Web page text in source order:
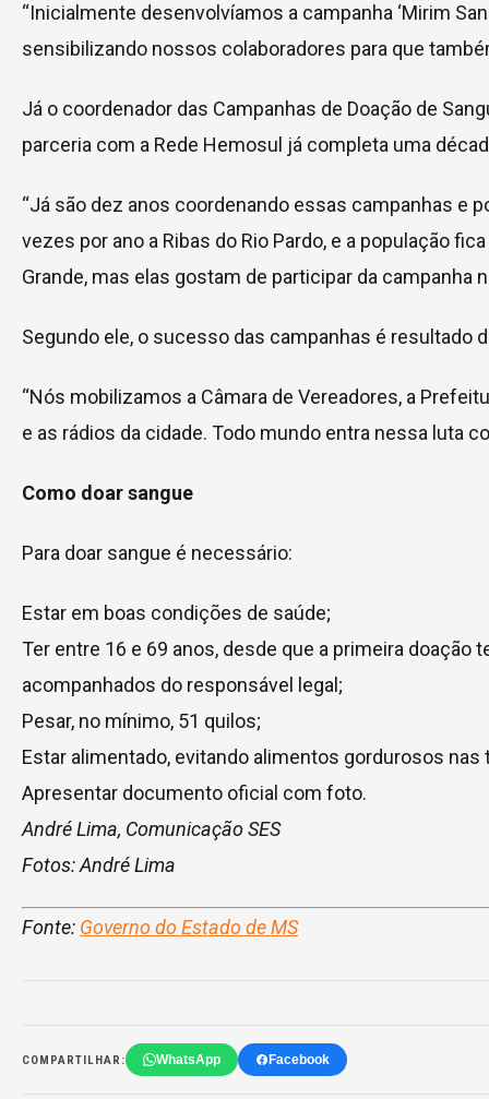
“Inicialmente desenvolvíamos a campanha ‘Mirim
sensibilizando nossos colaboradores para que
Já o coordenador das Campanhas de Doação de
parceria com a Rede Hemosul já completa uma
“Já são dez anos coordenando essas campanhas e
vezes por ano a Ribas do Rio Pardo, e a população
Grande, mas elas gostam de participar da campanha
Segundo ele, o sucesso das campanhas é resultado
“Nós mobilizamos a Câmara de Vereadores, a
e as rádios da cidade. Todo mundo entra nessa luta
Como doar sangue
Para doar sangue é necessário:
Estar em boas condições de saúde;
Ter entre 16 e 69 anos, desde que a primeira
acompanhados do responsável legal;
Pesar, no mínimo, 51 quilos;
Estar alimentado, evitando alimentos gordurosos
Apresentar documento oficial com foto.
André Lima, Comunicação SES
Fotos: André Lima
Fonte: Governo do Estado de MS
COMPARTILHAR: WhatsApp Facebook